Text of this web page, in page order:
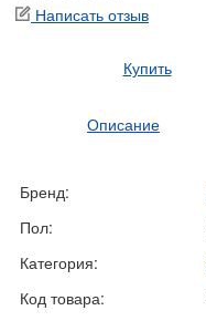
Написать отзыв
Купить
Описание
Бренд:
Пол:
Категория:
Код товара: